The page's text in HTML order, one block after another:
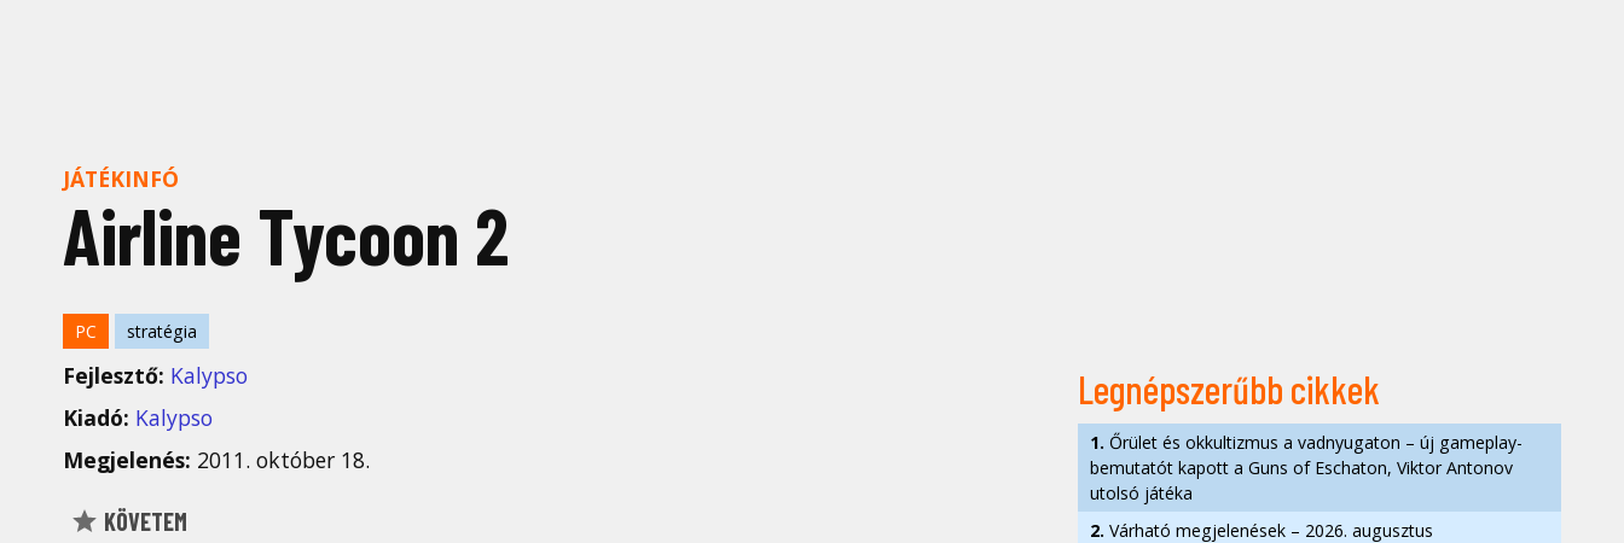
JÁTÉKINFÓ
Airline Tycoon 2
PC stratégia
Fejlesztő: Kalypso
Kiadó: Kalypso
Megjelenés: 2011. október 18.
KÖVETEM
Legnépszerűbb cikkek
1. Őrület és okkultizmus a vadnyugaton – új gameplay-
bemutatót kapott a Guns of Eschaton, Viktor Antonov
utolsó játéka
2. Várható megjelenések – 2026. augusztus